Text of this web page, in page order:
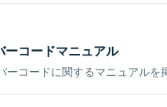
ーコードマニュアル
ーコードに関するマニュアルを